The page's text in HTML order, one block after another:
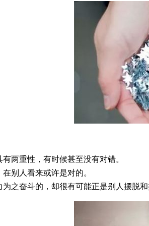
两重性，有时候甚至没有对错。
别人看来或许是对的。
为之奋斗的，却很有可能正是别人摆脱